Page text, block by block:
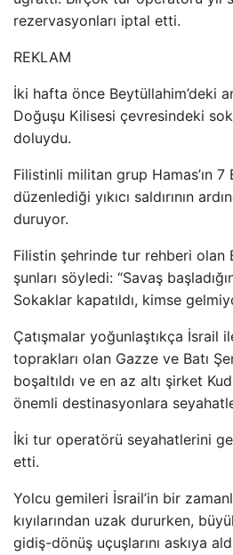
rezervasyonları iptal etti.
REKLAM
İki hafta önce Beytüllahim’deki
Doğuşu Kilisesi çevresindeki
doluydu.
Filistinli militan grup Hamas’ın 7
düzenlediği yıkıcı saldırının
duruyor.
Filistin şehrinde tur rehberi olan
şunları söyledi: “Savaş
Sokaklar kapatıldı, kimse
Çatışmalar yoğunlaştıkça İsrail
toprakları olan Gazze ve Batı
boşaltıldı ve en az altı şirket
önemli destinasyonlara
İki tur operatörü seyahatlerini
etti.
Yolcu gemileri İsrail’in bir
kıyılarından uzak dururken,
gidiş-dönüş uçuşlarını askıya